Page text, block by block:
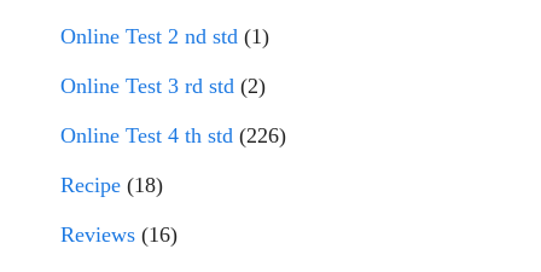
Online Test 2 nd std (1)
Online Test 3 rd std (2)
Online Test 4 th std (226)
Recipe (18)
Reviews (16)